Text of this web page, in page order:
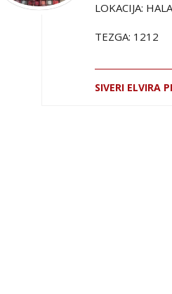
LOKACIJA:
TEZGA: 1212
SIVERI ELVIRA